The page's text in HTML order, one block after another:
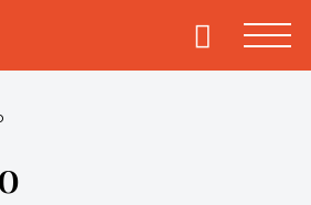
Primary